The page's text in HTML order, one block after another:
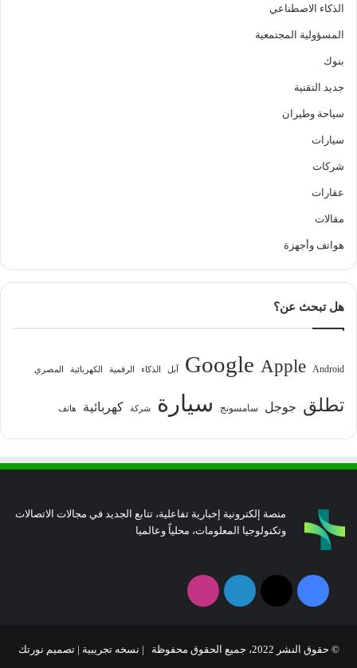
الذكاء الاصطناعي
المسؤولية المجتمعية
بنوك
جديد التقنية
سياحة وطيران
سيارات
شركات
عقارات
مقالات
هواتف وأجهزة
هل تبحث عن؟
Android
Apple
Google آبل الذكاء الرقمية الكهربائية المصري
تطلق جوجل سامسونج سيارة شركة كهربائية هاتف
منصة إلكترونية إخبارية تفاعلية، تتابع الجديد في مجالات الاتصالات
وتكنولوجيا المعلومات، محلياً وعالميا
فيسبوك
‫X لينكدإن انستقرام
© حقوق النشر 2022، جميع الحقوق محفوظة | نسخه تجريبية | تصميم نورتك